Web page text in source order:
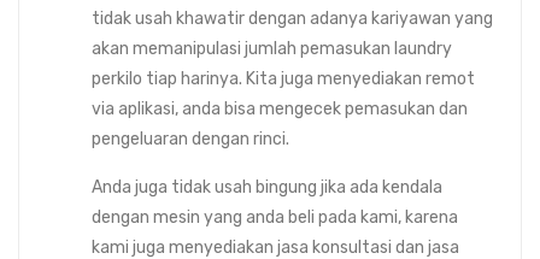
tidak usah khawatir dengan adanya kariyawan yang
akan memanipulasi jumlah pemasukan laundry
perkilo tiap harinya. Kita juga menyediakan remot
via aplikasi, anda bisa mengecek pemasukan dan
pengeluaran dengan rinci.
Anda juga tidak usah bingung jika ada kendala
dengan mesin yang anda beli pada kami, karena
kami juga menyediakan jasa konsultasi dan jasa